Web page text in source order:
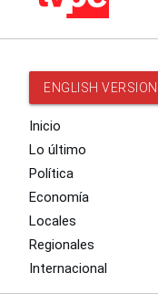
ENGLISH VERSION
Inicio
Lo último
Política
Economía
Locales
Regionales
Internacional